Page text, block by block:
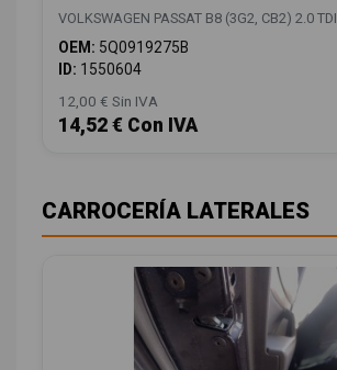
VOLKSWAGEN PASSAT B8 (3G2, CB2) 2.0 TDI
OEM: 5Q0919275B
ID: 1550604
12,00 € Sin IVA
14,52 € Con IVA
CARROCERÍA LATERALES